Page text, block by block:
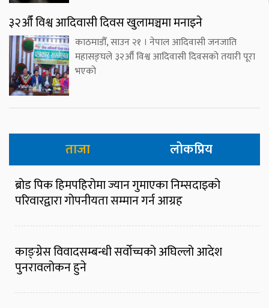
३२औँ विश्व आदिवासी दिवस खुलामञ्चमा मनाइने
काठमाडौँ, साउन २१ । नेपाल आदिवासी जनजाति
महासङ्घले ३२औँ विश्व आदिवासी दिवसको तयारी पूरा
भएको
ताजा लोकप्रिय
ब्रोड पिक हिमपहिरोमा ज्यान गुमाएका निम्सदाइको
परिवारद्वारा गोपनीयता सम्मान गर्न आग्रह
काङ्ग्रेस विवादसम्बन्धी सर्वोच्चको अघिल्लो आदेश
पुनरावलोकन हुने